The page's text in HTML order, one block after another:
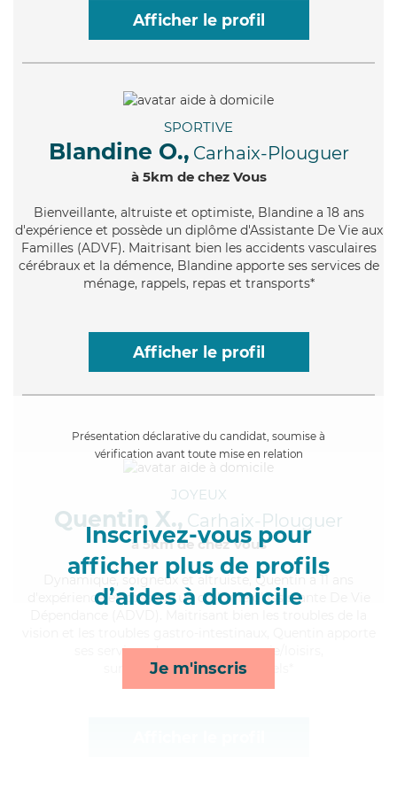
Afficher le profil
SPORTIVE
Blandine O., Carhaix-Plouguer
à 5km de chez Vous
Bienveillante, altruiste et optimiste, Blandine a 18 ans
d'expérience et possède un diplôme d'Assistante De Vie aux
Familles (ADVF). Maitrisant bien les accidents vasculaires
cérébraux et la démence, Blandine apporte ses services de
ménage, rappels, repas et transports*
Afficher le profil
Présentation déclarative du candidat, soumise à
vérification avant toute mise en relation
Inscrivez-vous pour
afficher plus de profils
d’aides à domicile
Je m'inscris
JOYEUX
Quentin X., Carhaix-Plouguer
à 5km de chez Vous
, soigneux et altruiste, Quentin a 11 ans
d'expérience et possède un diplôme d'Assistante De Vie
ses services de repas, compagnie/loisirs,
surveillance de nuit et rappels*